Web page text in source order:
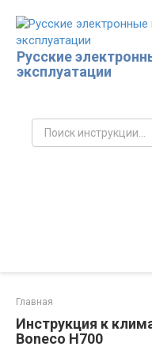
контенту
Русские
эксплуатации
Поиск:
Главная
Инструкция к
Boneco H700